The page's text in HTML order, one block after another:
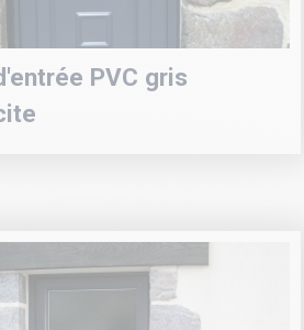
PVC gris